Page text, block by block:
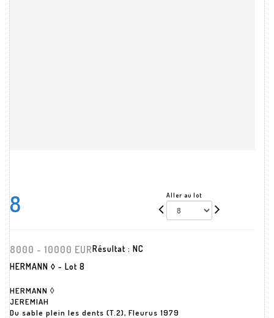
8 Aller au lot
8000 - 10000 EURRésultat : NC
HERMANN ◊ - Lot 8
HERMANN ◊
JEREMIAH
Du sable plein les dents (T.2), Fleurus 1979